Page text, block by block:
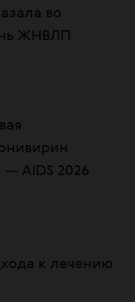
во
ЖНВЛП
AIDS 2026
к лечению